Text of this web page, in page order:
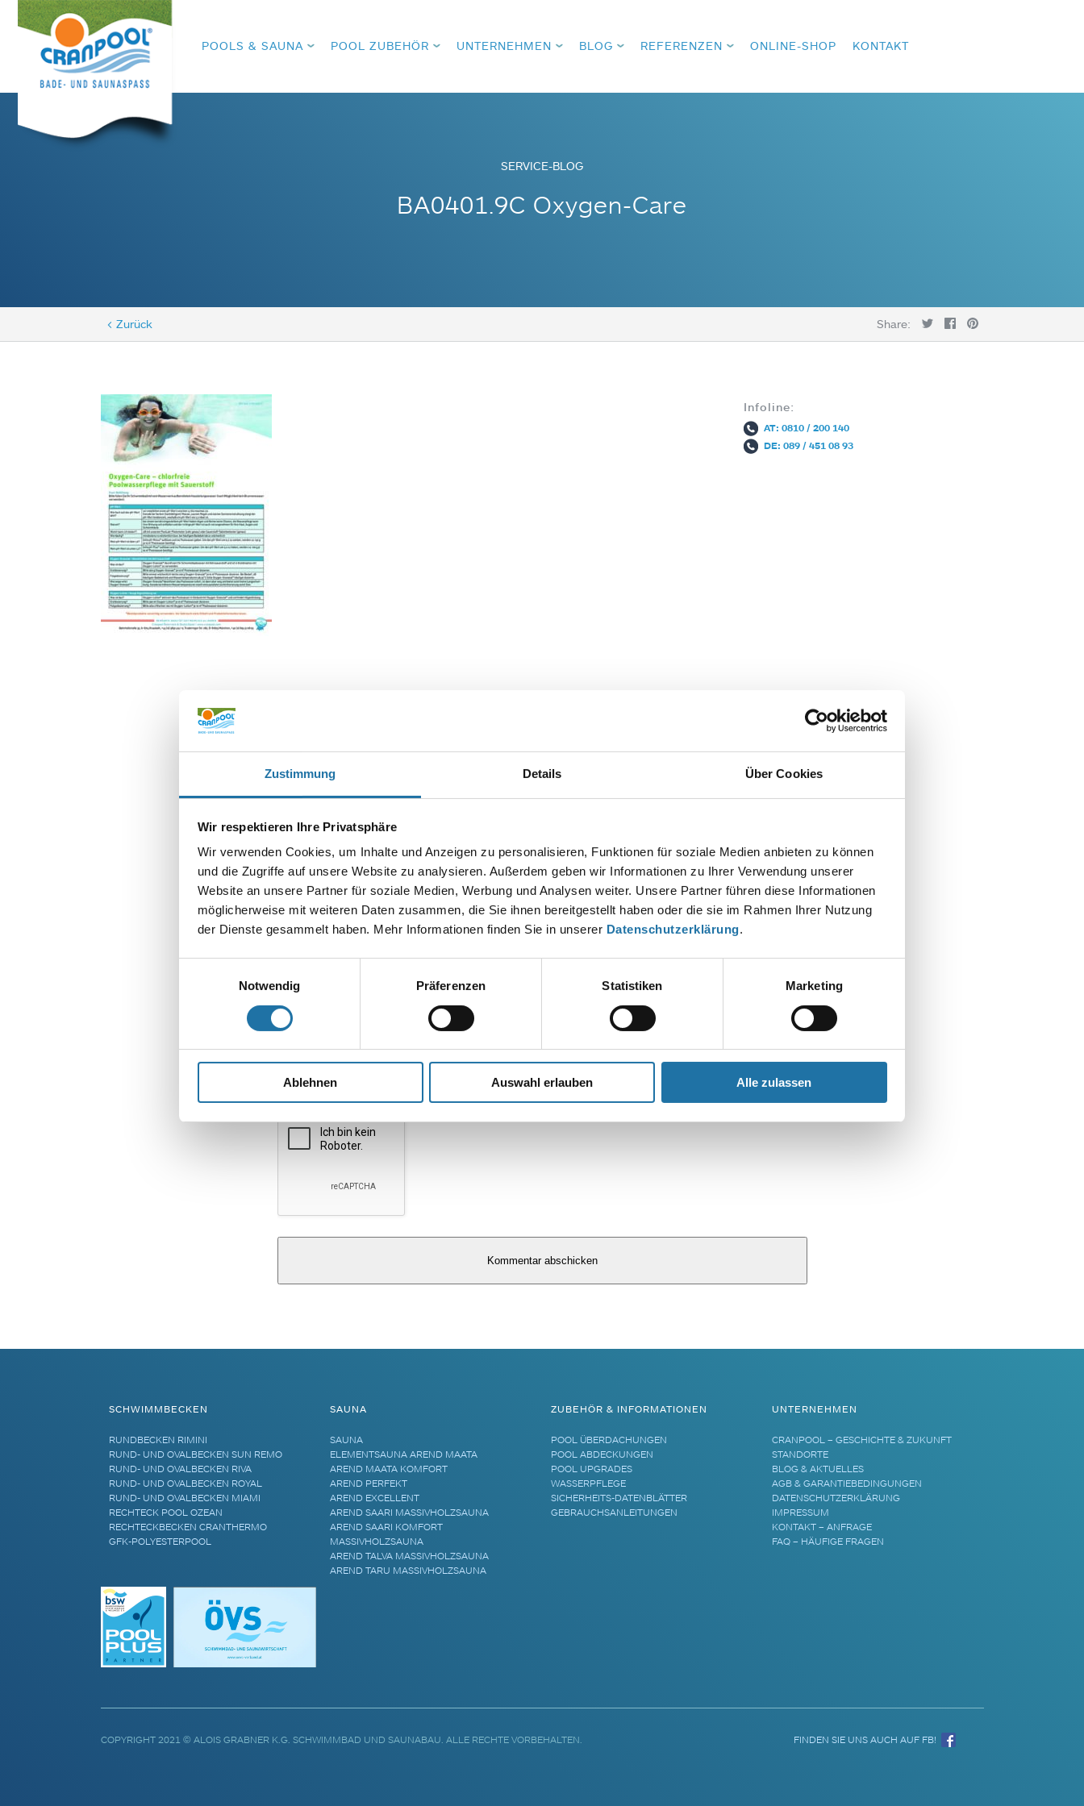
Zustimmung Details Über Cookies
Wir respektieren Ihre Privatsphäre
Wir verwenden Cookies, um Inhalte und Anzeigen zu personalisieren, Funktionen für soziale Medien anbieten zu können
und die Zugriffe auf unsere Website zu analysieren. Außerdem geben wir Informationen zu Ihrer Verwendung unserer
Website an unsere Partner für soziale Medien, Werbung und Analysen weiter. Unsere Partner führen diese Informationen
möglicherweise mit weiteren Daten zusammen, die Sie ihnen bereitgestellt haben oder die sie im Rahmen Ihrer Nutzung
der Dienste gesammelt haben. Mehr Informationen finden Sie in unserer Datenschutzerklärung.
Notwendig
Präferenzen Statistiken Marketing
Ablehnen Auswahl erlauben Alle zulassen
POOLS & SAUNA POOL ZUBEHÖR UNTERNEHMEN BLOG REFERENZEN ONLINE-SHOP KONTAKT
SERVICE-BLOG
BA0401.9C Oxygen-Care
< Zurück Share:
Infoline:
AT: 0810 / 200 140
DE: 089 / 451 08 93
Deine E-Mail-Adresse wird nicht veröffentlicht.
Kommentar*
E-Mail-Adresse
Website
SCHWIMMBECKEN
RUNDBECKEN RIMINI
RUND- UND OVALBECKEN SUN REMO
RUND- UND OVALBECKEN RIVA
RUND- UND OVALBECKEN ROYAL
RUND- UND OVALBECKEN MIAMI
RECHTECK POOL OZEAN
RECHTECKBECKEN CRANTHERMO
GFK-POLYESTERPOOL
SAUNA
SAUNA
ELEMENTSAUNA AREND MAATA
AREND MAATA KOMFORT
AREND PERFEKT
AREND EXCELLENT
AREND SAARI MASSIVHOLZSAUNA
AREND SAARI KOMFORT
MASSIVHOLZSAUNA
AREND TALVA MASSIVHOLZSAUNA
AREND TARU MASSIVHOLZSAUNA
ZUBEHÖR & INFORMATIONEN
POOL ÜBERDACHUNGEN
POOL ABDECKUNGEN
POOL UPGRADES
WASSERPFLEGE
SICHERHEITS-DATENBLÄTTER
GEBRAUCHSANLEITUNGEN
UNTERNEHMEN
CRANPOOL – GESCHICHTE & ZUKUNFT
STANDORTE
BLOG & AKTUELLES
AGB & GARANTIEBEDINGUNGEN
DATENSCHUTZERKLÄRUNG
IMPRESSUM
KONTAKT – ANFRAGE
FAQ – HÄUFIGE FRAGEN
COPYRIGHT 2021 © ALOIS GRABNER K.G. SCHWIMMBAD UND SAUNABAU. ALLE RECHTE VORBEHALTEN. FINDEN SIE UNS AUCH AUF FB!